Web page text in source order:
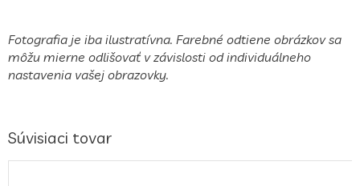
Fotografia je iba ilustratívna. Farebné odtiene obrázkov sa
môžu mierne odlišovať v závislosti od individuálneho
nastavenia vašej obrazovky.
Súvisiaci tovar